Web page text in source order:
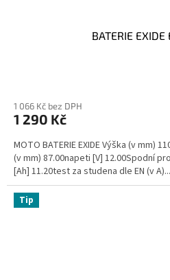
BATERIE EXIDE
1 066 Kč bez DPH
1 290 Kč
MOTO BATERIE EXIDE Výška (v mm)
(v mm) 87.00napeti [V] 12.00Spodní
[Ah] 11.20test za studena dle EN (v A)...
Tip